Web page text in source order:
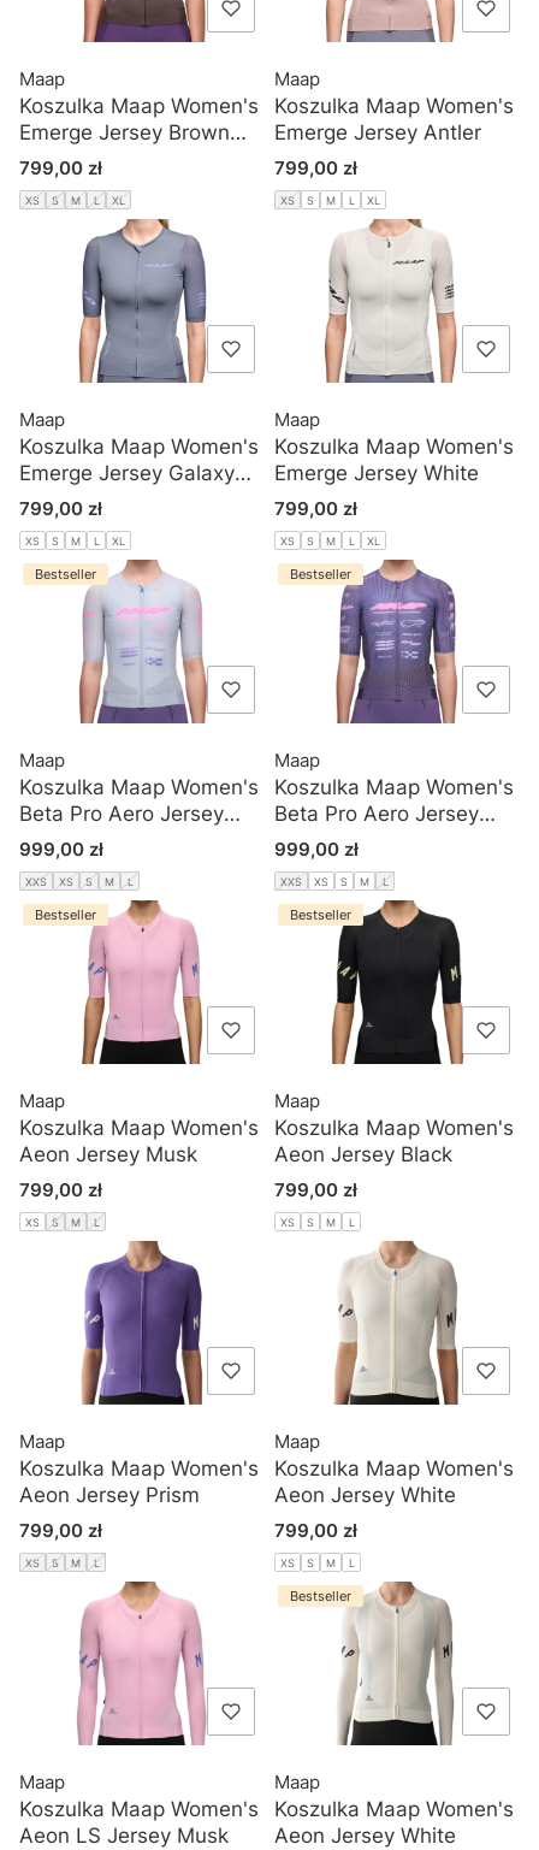
Koszulka Maap Women's
Emerge Jersey Brown
Umber
Maap
Cena
799,00 zł
XS S M L XL
Koszulka Maap Women's
Emerge Jersey Antler
Maap
Cena
799,00 zł
XS S M L XL
Koszulka Maap Women's
Emerge Jersey Galaxy
Blue
Maap
Cena
799,00 zł
XS S M L XL
Koszulka Maap Women's
Emerge Jersey White
Maap
Cena
799,00 zł
XS S M L XL
Bestseller
Koszulka Maap Women's
Beta Pro Aero Jersey
XENON PURPLE
Maap
Cena
999,00 zł
XXS XS S M L
Bestseller
Koszulka Maap Women's
Beta Pro Aero Jersey
PHOTON
Maap
Cena
999,00 zł
XXS XS S M L
Bestseller
Koszulka Maap Women's
Aeon Jersey Musk
Maap
Cena
799,00 zł
XS S M L
Bestseller
Koszulka Maap Women's
Aeon Jersey Black
Maap
Cena
799,00 zł
XS S M L
Koszulka Maap Women's
Aeon Jersey Prism
Maap
Cena
799,00 zł
XS S M L
Koszulka Maap Women's
Aeon Jersey White
Maap
Cena
799,00 zł
XS S M L
Koszulka Maap Women's
Aeon LS Jersey Musk
Maap
Bestseller
Koszulka Maap Women's
Aeon Jersey White
Maap